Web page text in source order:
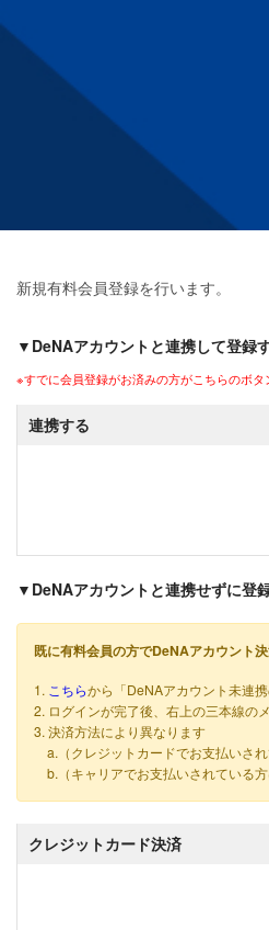
新規有料会員登録を行います。
▼DeNAアカウントと連携して登録
※すでに会員登録がお済みの方がこちらのボ
連携する
▼DeNAアカウントと連携せずに登
既に有料会員の方でDeNAアカウント
1. こちらから「DeNAアカウント未連
2. ログインが完了後、右上の三本線の
3. 決済方法により異なります
a.（クレジットカードでお支払いさ
b.（キャリアでお支払いされている
クレジットカード決済